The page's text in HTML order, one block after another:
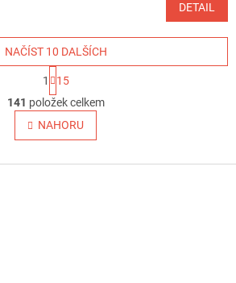
DETAIL
O
v
l
á
NAČÍST 10 DALŠÍCH
t
r
á
n
k
v
1
15
141 položek celkem
NAHORU